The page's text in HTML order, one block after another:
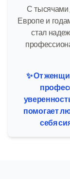
С тысячами
Европе и
стал
✨ От
помогает
себя